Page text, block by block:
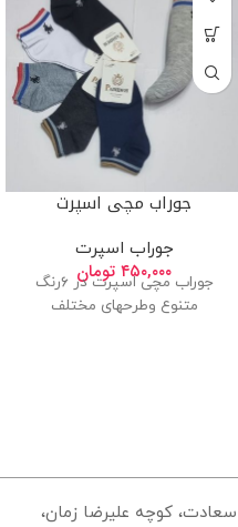
جوراب مچی اسپرت
جوراب اسپرت
۴۵۰,۰۰۰ تومان
جوراب مچی اسپرت در ۶رنگ
متنوع وطرحهای مختلف
سعادت، کوچه علیرضا زمان،